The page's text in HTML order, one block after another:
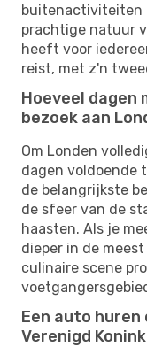
buitenactiviteiten
prachtige natuur
heeft voor
reist, met z'n
Hoeveel dagen
bezoek aan
Om Londen
dagen voldoende
de belangrijkste
de sfeer van de
haasten. Als je
dieper in de
culinaire scene
Een auto
Verenigd